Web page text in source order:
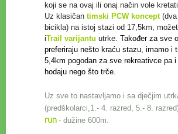
koji se na ovaj ili onaj način vole
Uz klasičan timski PCW koncept(dva
bicikla) na istoj stazi od 17,5km,
iTrail varijantu utrke. Također za sve
preferiraju nešto kraću stazu, imamo i
5,4km pogodan za sve rekreativce pa i
hodaju nego što trče.
Uz sve to nastavljamo i sa dječjim
(predškolarci,1.- 4. razred, 5.- 8.
run - dužine 600m.